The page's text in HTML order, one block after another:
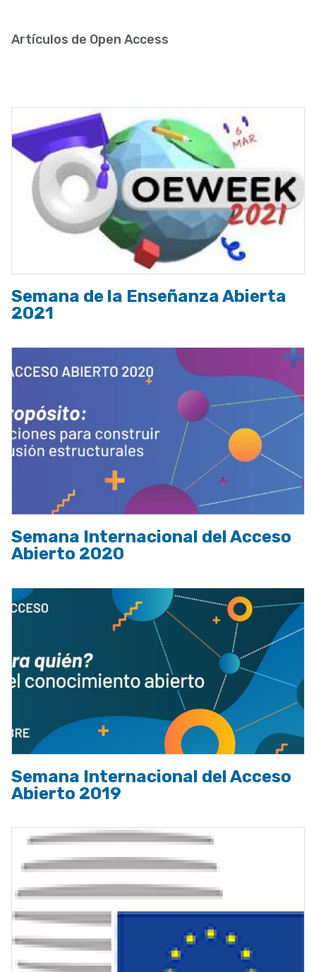
ayuda
navegación
Artículos de Open Access
Semana de la Enseñanza Abierta
2021
Semana Internacional del Acceso
Abierto 2020
Semana Internacional del Acceso
Abierto 2019